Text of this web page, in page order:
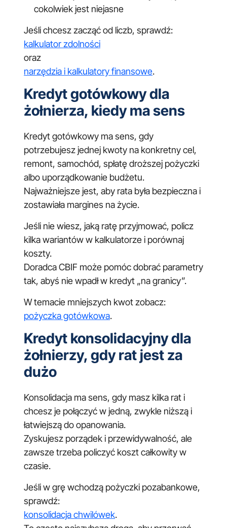
cokolwiek jest niejasne
Jeśli chcesz zacząć od liczb, sprawdź:
kalkulator zdolności
oraz
narzędzia i kalkulatory finansowe.
Kredyt gotówkowy dla
żołnierza, kiedy ma sens
Kredyt gotówkowy ma sens, gdy
potrzebujesz jednej kwoty na konkretny cel,
remont, samochód, spłatę droższej pożyczki
albo uporządkowanie budżetu.
Najważniejsze jest, aby rata była bezpieczna i
zostawiała margines na życie.
Jeśli nie wiesz, jaką ratę przyjmować, policz
kilka wariantów w kalkulatorze i porównaj
koszty.
Doradca CBIF może pomóc dobrać parametry
tak, abyś nie wpadł w kredyt „na granicy”.
W temacie mniejszych kwot zobacz:
pożyczka gotówkowa.
Kredyt konsolidacyjny dla
żołnierzy, gdy rat jest za
dużo
Konsolidacja ma sens, gdy masz kilka rat i
chcesz je połączyć w jedną, zwykle niższą i
łatwiejszą do opanowania.
Zyskujesz porządek i przewidywalność, ale
zawsze trzeba policzyć koszt całkowity w
czasie.
Jeśli w grę wchodzą pożyczki pozabankowe,
sprawdź:
konsolidacja chwilówek.